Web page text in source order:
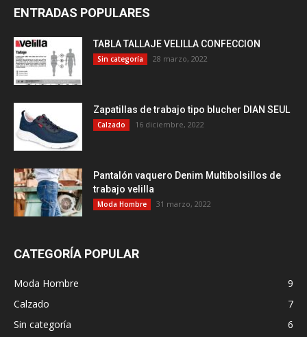
ENTRADAS POPULARES
TABLA TALLAJE VELILLA CONFECCION
Sin categoría 28 marzo, 2022
Zapatillas de trabajo tipo blucher DIAN SEUL
Calzado 16 diciembre, 2022
Pantalón vaquero Denim Multibolsillos de
trabajo velilla
Moda Hombre 31 marzo, 2022
CATEGORÍA POPULAR
Moda Hombre
9
Calzado
7
Sin categoría
6